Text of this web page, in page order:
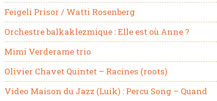
Feigeli Prisor / Watti Rosenberg
Orchestre balkaklezmique : Elle est où Anne ?
Mimi Verderame trio
Olivier Chavet Quintet – Racines (roots)
Video Maison du Jazz (Luik) : Percu Song – Quand